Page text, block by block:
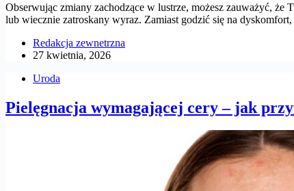
Obserwując zmiany zachodzące w lustrze, możesz zauważyć, że
lub wiecznie zatroskany wyraz. Zamiast godzić się na
Redakcja zewnetrzna
27 kwietnia, 2026
Uroda
Pielęgnacja wymagającej cery – jak